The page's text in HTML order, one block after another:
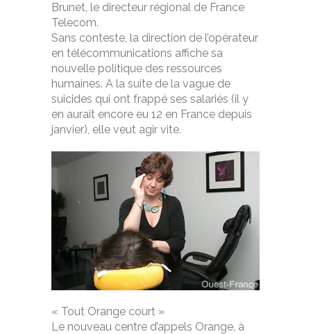
Brunet, le directeur régional de France
Telecom.
Sans conteste, la direction de l’opérateur
en télécommunications affiche sa
nouvelle politique des ressources
humaines. A la suite de la vague de
suicides qui ont frappé ses salariés (il y
en aurait encore eu 12 en France depuis
janvier), elle veut agir vite.
« Tout Orange court »
Le nouveau centre d’appels Orange, à